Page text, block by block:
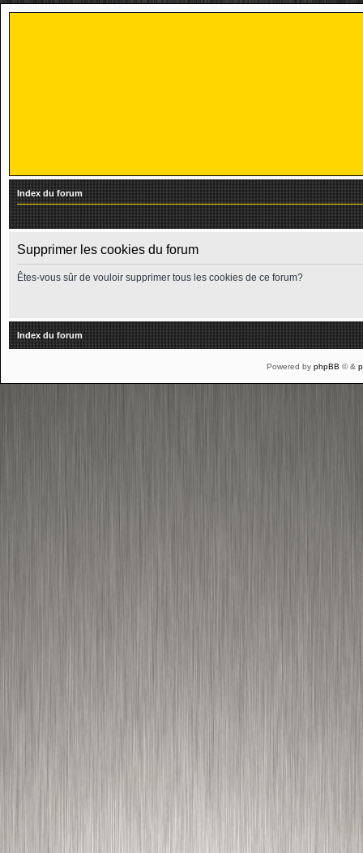
Index du forum
Supprimer les cookies du forum
Êtes-vous sûr de vouloir supprimer tous les cookies de ce forum?
Index du forum
Powered by phpBB © &